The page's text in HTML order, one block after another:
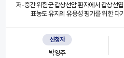
저-중간 위험군 갑상선암 환자에서 갑상선
표농도 유지의 유용성 평가를 위한 다
신청자
박영주